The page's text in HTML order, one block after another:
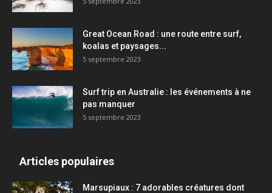
Great Ocean Road : une route entre surf,
koalas et paysages...
5 septembre 2023
Surf trip en Australie : les événements à ne
pas manquer
5 septembre 2023
Articles populaires
Marsupiaux : 7 adorables créatures dont